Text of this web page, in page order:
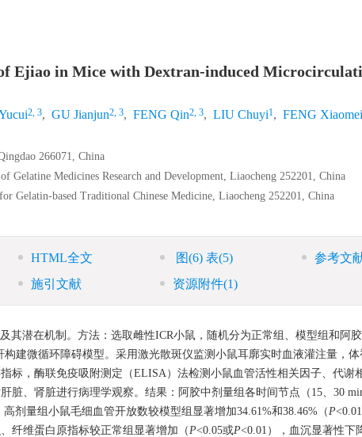
Ejiao in Mice with Dextran-induced
2, 3, GU Jianjun2, 3, FENG Qin2, 3, LIU Chuyi1, FENG Xiaomei
266071, China
Medicines Research and Development, Liaocheng 252201, China
Gelatin-based Traditional Chinese Medicine, Liaocheng 252201, China
HTML全文 图(6) 表(5) 参考文
施引文献 资源附件(1)
其潜在机制。方法：选取雌性ICR小鼠，随机分为正常组、模型组和阿
建微循环障碍模型。采用激光散斑仪监测小鼠耳廓实时血液灌注量，
标，酶联免疫吸附测定（ELISA）法检测小鼠血管活性相关因子、代谢
脏、肾脏进行病理学观察。结果：阿胶中剂量组各时间节点（15、30
高剂量组小鼠毛细血管开放数较模型组显著增加34.61%和38.46%（P
纤维蛋白原指标较正常组显著增加（P<0.05或P<0.01），血沉显著性下